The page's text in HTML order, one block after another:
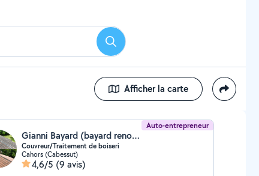
Rechercher
Afficher la carte
Auto-entrepreneur
Gianni Bayard (bayard renov couverture)
Couvreur/Traitement de boiseri
Cahors (Cabessut)
4,6/5 (9 avis)